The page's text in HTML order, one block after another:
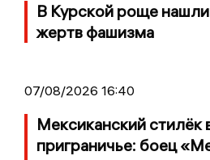
В Курской роще
жертв фашизма
07/08/2026 16:40
Мексиканский стилёк
приграничье: боец